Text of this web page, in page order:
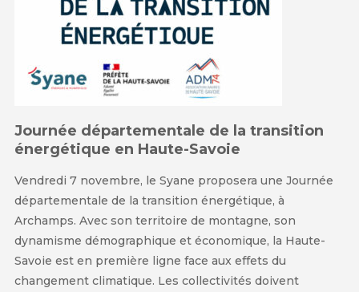
Journée départementale de la transition
énergétique en Haute-Savoie
Vendredi 7 novembre, le Syane proposera une Journée
départementale de la transition énergétique, à
Archamps. Avec son territoire de montagne, son
dynamisme démographique et économique, la Haute-
Savoie est en première ligne face aux effets du
changement climatique. Les collectivités doivent